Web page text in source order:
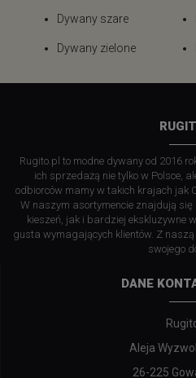
Dywany szare
Dywany zielone
Rugito.pl to modne dywany od 2016
ich sprzedażą nie tylko w Polsce,
odbiorców mamy w takich krajach jak
W naszym asortymencie znajdują
kieszeń, jak i bardziej ekskluzywne
gusta wymagających klientów. Z
swojego
DANE
Aleja
26-225